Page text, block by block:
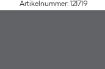
Artikelnummer: 121719